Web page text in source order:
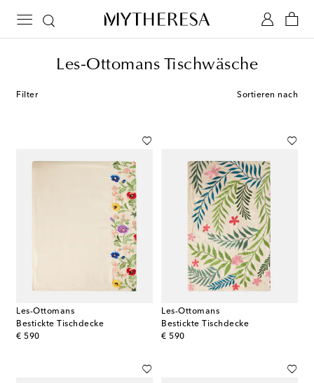
Les-Ottomans Tischwäsche
Filter Sortieren nach
Les-Ottomans
Bestickte Tischdecke
€ 590
original price
Les-Ottomans
Bestickte Tischdecke
€ 590
original price